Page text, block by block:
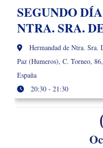
SEGUNDO
NTRA. SRA.
Hermandad de Ntra. Sra.
Paz (Humeros), C. Torneo,
España
20:30 - 21:30